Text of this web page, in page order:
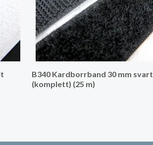
B340 Kardborrband 30 mm svart
(komplett) (25 m)